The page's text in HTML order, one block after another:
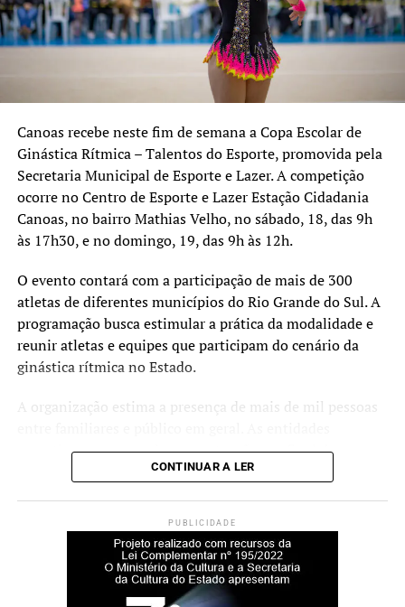
Praça da Juventude Martin Luther King – Rua Romeu
Morsch, 844, bairro Harmonia;
Parque Esportivo Eduardo Gomes – Avenida Guilherme
Schell, 3600, bairro Fátima, com os Campos 1, 2 e 3.
Canoas recebe neste fim de semana a Copa Escolar de
Ginástica Rítmica – Talentos do Esporte, promovida pela
Secretaria Municipal de Esporte e Lazer. A competição
ocorre no Centro de Esporte e Lazer Estação Cidadania
Canoas, no bairro Mathias Velho, no sábado, 18, das 9h
às 17h30, e no domingo, 19, das 9h às 12h.
O evento contará com a participação de mais de 300
atletas de diferentes municípios do Rio Grande do Sul. A
programação busca estimular a prática da modalidade e
reunir atletas e equipes que participam do cenário da
ginástica rítmica no Estado.
A organização estima a presença de mais de mil pessoas
esportivas com as maiores pontuações ao final da
competição receberão troféus.
Oliveira, afirma que a realização do campeonato faz parte
das ações voltadas ao desenvolvimento esportivo no
CONTINUAR A LER
PUBLICIDADE